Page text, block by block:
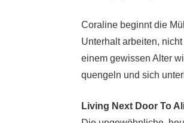
Coraline beginnt die
Unterhalt arbeiten,
einem gewissen Alter
quengeln und sich
Living Next Door To